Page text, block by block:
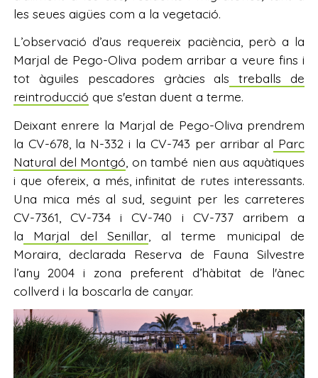
les seues aigües com a la vegetació.
L’observació d’aus requereix paciència, però a la
Marjal de Pego-Oliva podem arribar a veure fins i
tot àguiles pescadores gràcies als treballs de
reintroducció que s'estan duent a terme.
Deixant enrere la Marjal de Pego-Oliva prendrem
la CV-678, la N-332 i la CV-743 per arribar al Parc
Natural del Montgó , on també nien aus aquàtiques
i que ofereix, a més, infinitat de rutes interessants.
Una mica més al sud, seguint per les carreteres
CV-7361, CV-734 i CV-740 i CV-737 arribem a
la Marjal del Senillar , al terme municipal de
Moraira, declarada Reserva de Fauna Silvestre
l’any 2004 i zona preferent d’hàbitat de l'ànec
collverd i la boscarla de canyar.